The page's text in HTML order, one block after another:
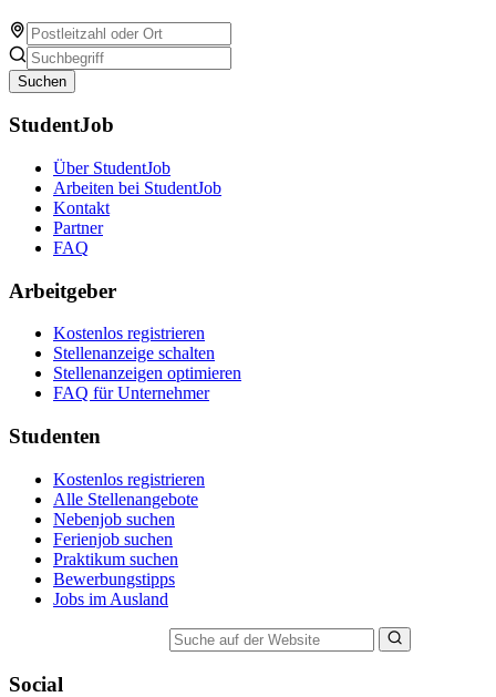
Suchen
StudentJob
Über StudentJob
Arbeiten bei StudentJob
Kontakt
Partner
FAQ
Arbeitgeber
Kostenlos registrieren
Stellenanzeige schalten
Stellenanzeigen optimieren
FAQ für Unternehmer
Studenten
Kostenlos registrieren
Alle Stellenangebote
Nebenjob suchen
Ferienjob suchen
Praktikum suchen
Bewerbungstipps
Jobs im Ausland
Social